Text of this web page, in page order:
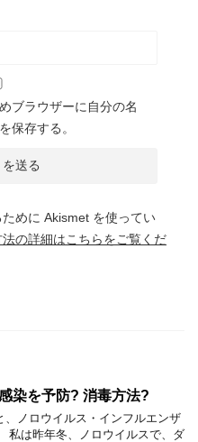
ブラウザーに自分の名
保存する。
めに Akismet を使ってい
の詳細はこちらをご覧くだ
染を予防? 消毒方法?
、ノロウイルス・インフルエンザ
私は昨年冬、ノロウイルスで、ダ